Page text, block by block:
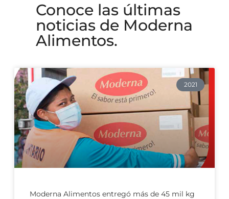
Conoce las últimas
noticias de Moderna
Alimentos.
2021
Moderna Alimentos entregó más de 45 mil kg